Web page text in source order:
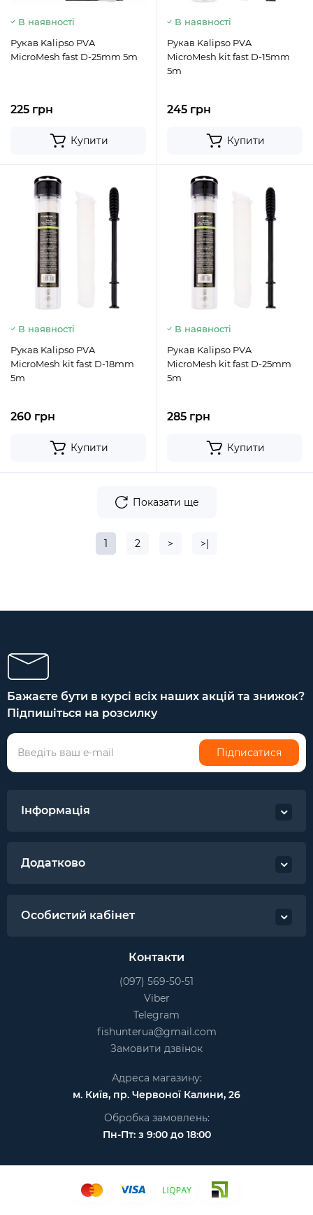
В наявності
Рукав Kalipso PVA
MicroMesh fast D-25mm 5m
225 грн
Купити
В наявності
Рукав Kalipso PVA
MicroMesh kit fast D-15mm
5m
245 грн
Купити
В наявності
Рукав Kalipso PVA
MicroMesh kit fast D-18mm
5m
260 грн
Купити
В наявності
Рукав Kalipso PVA
MicroMesh kit fast D-25mm
5m
285 грн
Купити
Показати ще
1 2 > >|
Бажаєте бути в курсі всіх наших акцій та знижок?
Підпишіться на розсилку
Підписатися
Інформація
Додатково
Особистий кабінет
Контакти
(097) 569-50-51
Viber
Telegram
fishunterua@gmail.com
Замовити дзвінок
Адреса магазину:
м. Київ, пр. Червоної Калини, 26
Обробка замовлень:
Пн-Пт: з 9:00 до 18:00